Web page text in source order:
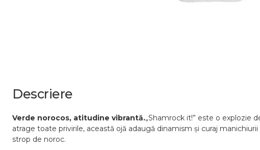
Descriere
Verde norocos, atitudine vibrantă.„Shamrock it!” este o explozie
atrage toate privirile, această ojă adaugă dinamism și curaj
strop de noroc.